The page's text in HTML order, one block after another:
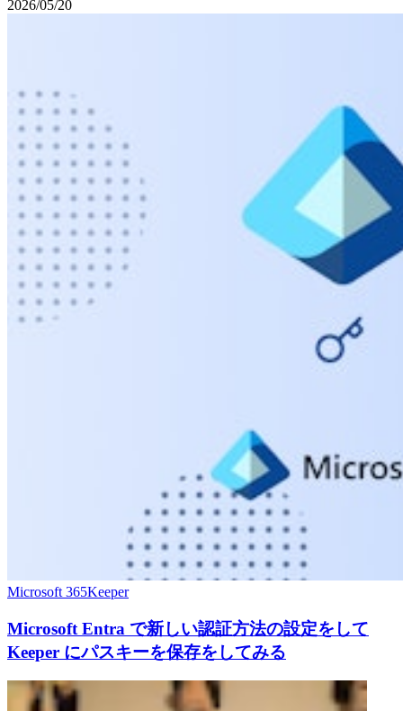
2026/05/20
Microsoft 365Keeper
Microsoft Entra で新しい認証方法の設定をして
Keeper にパスキーを保存をしてみる